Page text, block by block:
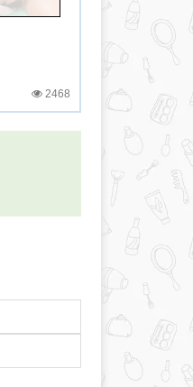
2468